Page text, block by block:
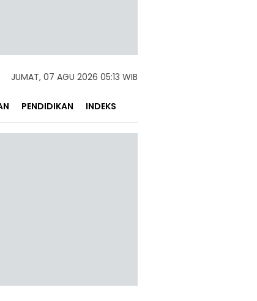
JUMAT, 07 AGU 2026 05:13 WIB
PENDIDIKAN INDEKS